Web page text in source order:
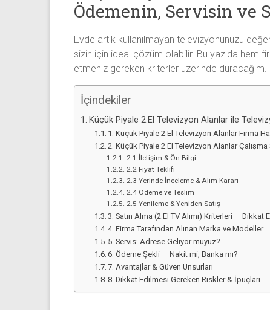
Sıfır
Televizyon
Alanlar ile
iletişim
kurarak
televizyonlarınızı
hemen
satarak
alabilirsiniz.
alanlar
adresten
yapıyor
Ödemenin, Servisin ve
Evde artık kullanılmayan televizyonunuzu
sizin için ideal çözüm olabilir. Bu yazıda hem
etmeniz gereken kriterler üzerinde duracağım.
İçindekiler
Küçük Piyale 2.El Televizyon Alanlar ile
1. Küçük Piyale 2.El Televizyon Alanlar Firma
2. Küçük Piyale 2.El Televizyon Alanlar
2.1 İletişim & Ön Bilgi
2.2 Fiyat Teklifi
2.3 Yerinde İnceleme & Alım Kararı
2.4 Ödeme ve Teslim
2.5 Yenileme & Yeniden Satış
3. Satın Alma (2.El TV Alımı) Kriterleri — Dikkat
4. Firma Tarafından Alınan Marka ve Modeller
5. Servis: Adrese Geliyor muyuz?
6. Ödeme Şekli — Nakit mi, Banka mı?
7. Avantajlar & Güven Unsurları
8. Dikkat Edilmesi Gereken Riskler & İpuçları